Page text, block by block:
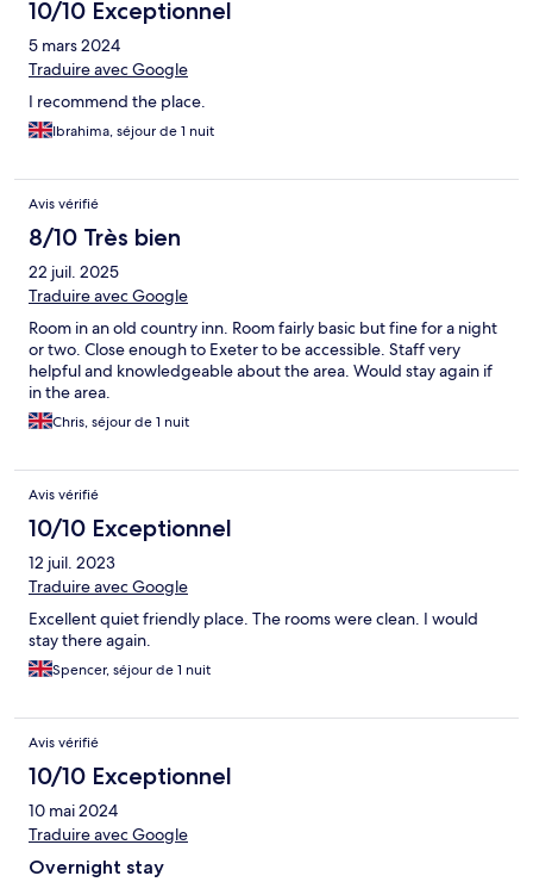
10/10 Exceptionnel
5 mars 2024
Traduire avec Google
I recommend the place.
Ibrahima, séjour de 1 nuit
Avis vérifié
8/10 Très bien
22 juil. 2025
Traduire avec Google
Room in an old country inn. Room fairly basic but fine for a night
or two. Close enough to Exeter to be accessible. Staff very
helpful and knowledgeable about the area. Would stay again if
in the area.
Chris, séjour de 1 nuit
Avis vérifié
10/10 Exceptionnel
12 juil. 2023
Traduire avec Google
Excellent quiet friendly place. The rooms were clean. I would
stay there again.
Spencer, séjour de 1 nuit
Avis vérifié
10/10 Exceptionnel
10 mai 2024
Traduire avec Google
Overnight stay